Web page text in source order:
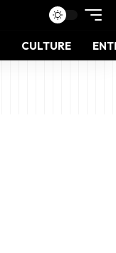
CULTURE